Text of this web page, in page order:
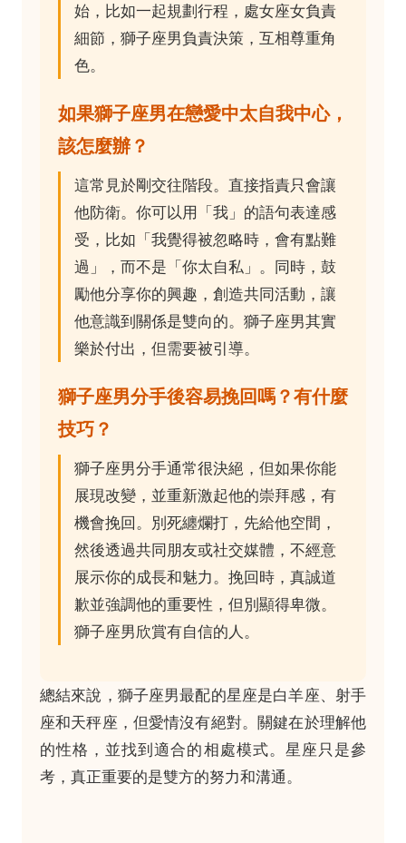
始，比如一起規劃行程，處女座女負責
細節，獅子座男負責決策，互相尊重角
色。
如果獅子座男在戀愛中太自我中心，
該怎麼辦？
這常見於剛交往階段。直接指責只會讓
他防衛。你可以用「我」的語句表達感
受，比如「我覺得被忽略時，會有點難
過」，而不是「你太自私」。同時，鼓
勵他分享你的興趣，創造共同活動，讓
他意識到關係是雙向的。獅子座男其實
樂於付出，但需要被引導。
獅子座男分手後容易挽回嗎？有什麼
技巧？
獅子座男分手通常很決絕，但如果你能
展現改變，並重新激起他的崇拜感，有
機會挽回。別死纏爛打，先給他空間，
然後透過共同朋友或社交媒體，不經意
展示你的成長和魅力。挽回時，真誠道
歉並強調他的重要性，但別顯得卑微。
獅子座男欣賞有自信的人。
總結來說，獅子座男最配的星座是白羊座、射手
座和天秤座，但愛情沒有絕對。關鍵在於理解他
的性格，並找到適合的相處模式。星座只是參
考，真正重要的是雙方的努力和溝通。